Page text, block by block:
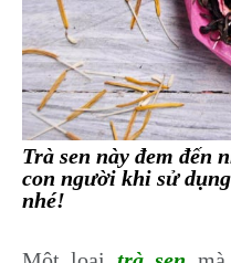
Trà sen này đem đến
con người khi sử
nhé!